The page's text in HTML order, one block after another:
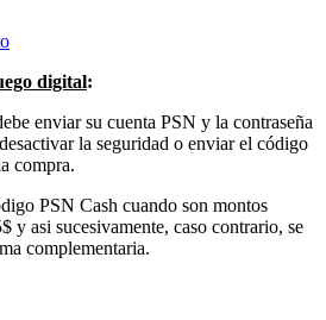
digital:
enviar su cuenta PSN y la contraseña
la seguridad o enviar el código
compra.
PSN Cash cuando son montos
y asi sucesivamente, caso contrario, se
complementaria.